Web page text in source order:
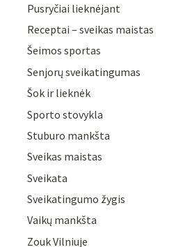
Pusryčiai lieknėjant
Receptai – sveikas maistas
Šeimos sportas
Senjorų sveikatingumas
Šok ir lieknėk
Sporto stovykla
Stuburo mankšta
Sveikas maistas
Sveikata
Sveikatingumo žygis
Vaikų mankšta
Zouk Vilniuje